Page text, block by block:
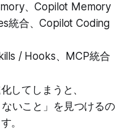
、Copilot Memory
統合、Copilot Coding
/ Hooks、MCP統合
してしまうと、
いこと」を見つけるの
。